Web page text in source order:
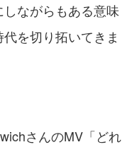
ながらもある意味
を切り拓いてきま
さんのMV「どれ